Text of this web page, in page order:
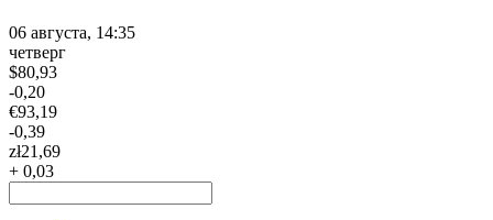
06 августа, 14:35
четверг
$80,93
-0,20
€93,19
-0,39
zł21,69
+ 0,03